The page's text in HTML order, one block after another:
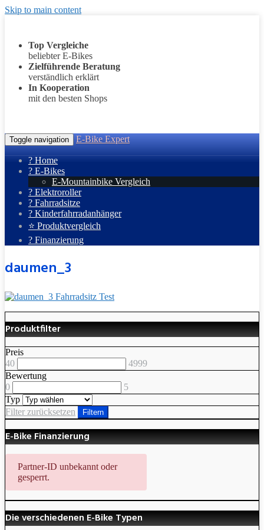
Skip to main content
Top Vergleiche
beliebter E-Bikes
Zielführende Beratung
verständlich erklärt
In Kooperation
mit den besten Shops
Toggle navigation E-Bike Expert
? Home
? E-Bikes
E-Mountainbike Vergleich
? Elektroroller
? Fahrradsitze
? Kinderfahrradanhänger
⭐ Produktvergleich
? Finanzierung
daumen_3
Produktfilter
Preis
40
4999
Bewertung
0
5
Typ
Filter zurücksetzen
Filtern
E-Bike Finanzierung
Partner-ID unbekannt oder
gesperrt.
Die verschiedenen E-Bike Typen